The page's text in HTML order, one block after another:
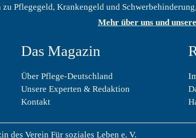
Pflegegeld, Krankengeld und
Mehr über uns und
Das Magazin
Über Pflege-Deutschland
Unsere Experten & Redaktion
Kontakt
des Verein Für soziales Leben e. V.